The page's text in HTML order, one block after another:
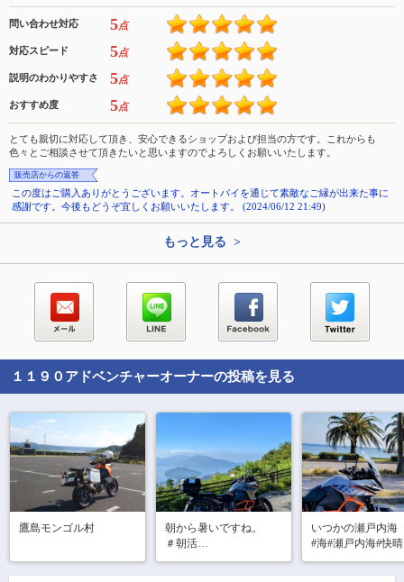
問い合わせ対応 5点
対応スピード 5点
説明のわかりやすさ 5点
おすすめ度 5点
とても親切に対応して頂き、安心できるショップおよび担当の方です。これからも
色々とご相談させて頂きたいと思いますのでよろしくお願いいたします。
販売店からの返答
この度はご購入ありがとうございます。オートバイを通じて素敵なご縁が出来た事に
感謝です。今後もどうぞ宜しくお願いいたします。 (2024/06/12 21:49)
もっと見る >
１１９０アドベンチャーオーナーの投稿を見る
鷹島モンゴル村
朝から暑いですね。
＃朝活
＃梅雨明け間近
＃野呂山
いつかの瀬戸内海
#海#瀬戸内海#快晴
#バイクのある風景
#バイク写真部